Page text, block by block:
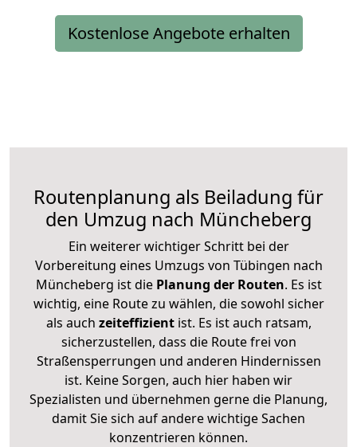
Kostenlose Angebote erhalten
Routenplanung als Beiladung für
den Umzug nach Müncheberg
Ein weiterer wichtiger Schritt bei der
Vorbereitung eines Umzugs von Tübingen nach
Müncheberg ist diePlanung der Routen. Es ist
wichtig, eine Route zu wählen, die sowohl sicher
als auch zeiteffizientist. Es ist auch ratsam,
sicherzustellen, dass die Route frei von
Straßensperrungen und anderen Hindernissen
ist. Keine Sorgen, auch hier haben wir
Spezialisten und übernehmen gerne die Planung,
damit Sie sich auf andere wichtige Sachen
konzentrieren können.